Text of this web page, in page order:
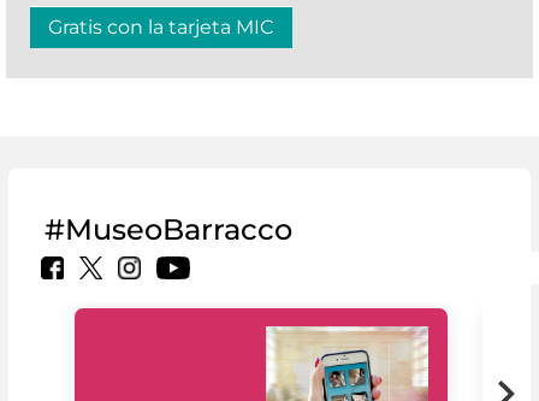
Gratis con la tarjeta MIC
#MuseoBarracco